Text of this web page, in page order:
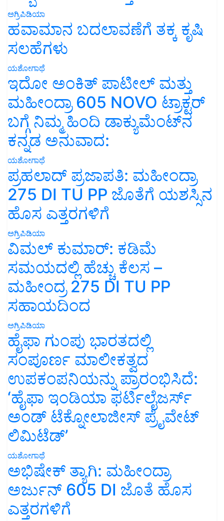
ಅಗ್ರಿಪಿಡಿಯಾ
ಹವಾಮಾನ ಬದಲಾವಣೆಗೆ ತಕ್ಕ ಕೃಷಿ
ಸಲಹೆಗಳು
ಯಶೋಗಾಥೆ
ಇದೋ ಅಂಕಿತ್ ಪಾಟೀಲ್ ಮತ್ತು
ಮಹೀಂದ್ರಾ 605 NOVO ಟ್ರಾಕ್ಟರ್
ಬಗ್ಗೆ ನಿಮ್ಮ ಹಿಂದಿ ಡಾಕ್ಯುಮೆಂಟ್‌ನ
ಕನ್ನಡ ಅನುವಾದ:
ಯಶೋಗಾಥೆ
ಪ್ರಹಲಾದ್ ಪ್ರಜಾಪತಿ: ಮಹೀಂದ್ರಾ
275 DI TU PP ಜೊತೆಗೆ ಯಶಸ್ಸಿನ
ಹೊಸ ಎತ್ತರಗಳಿಗೆ
ಅಗ್ರಿಪಿಡಿಯಾ
ವಿಮಲ್ ಕುಮಾರ್: ಕಡಿಮೆ
ಸಮಯದಲ್ಲಿ ಹೆಚ್ಚು ಕೆಲಸ –
ಮಹೀಂದ್ರ 275 DI TU PP
ಸಹಾಯದಿಂದ
ಅಗ್ರಿಪಿಡಿಯಾ
ಹೈಫಾ ಗುಂಪು ಭಾರತದಲ್ಲಿ
ಸಂಪೂರ್ಣ ಮಾಲೀಕತ್ವದ
ಉಪಕಂಪನಿಯನ್ನು ಪ್ರಾರಂಭಿಸಿದೆ:
‘ಹೈಫಾ ಇಂಡಿಯಾ ಫರ್ಟಿಲೈಜರ್ಸ್
ಅಂಡ್ ಟೆಕ್ನೋಲಾಜೀಸ್ ಪ್ರೈವೇಟ್
ಲಿಮಿಟೆಡ್’
ಯಶೋಗಾಥೆ
ಅಭಿಷೇಕ್ ತ್ಯಾಗಿ: ಮಹೀಂದ್ರಾ
ಅರ್ಜುನ್ 605 DI ಜೊತೆ ಹೊಸ
ಎತ್ತರಗಳಿಗೆ